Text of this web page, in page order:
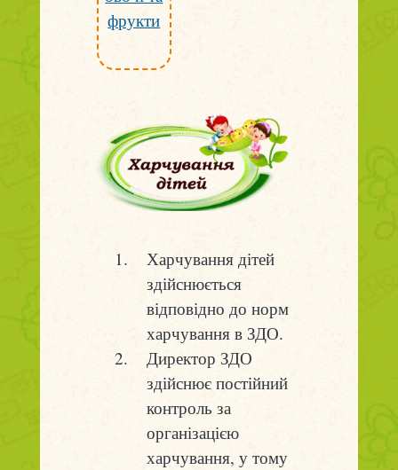
фрукти
Харчування дітей
здійснюється
відповідно до норм
харчування в ЗДО.
Директор ЗДО
здійснює постійний
контроль за
організацією
харчування, у тому